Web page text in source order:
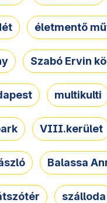
életmentő
Szabó Ervin
multikulti
VIII.kerület
Balassa
szálloda